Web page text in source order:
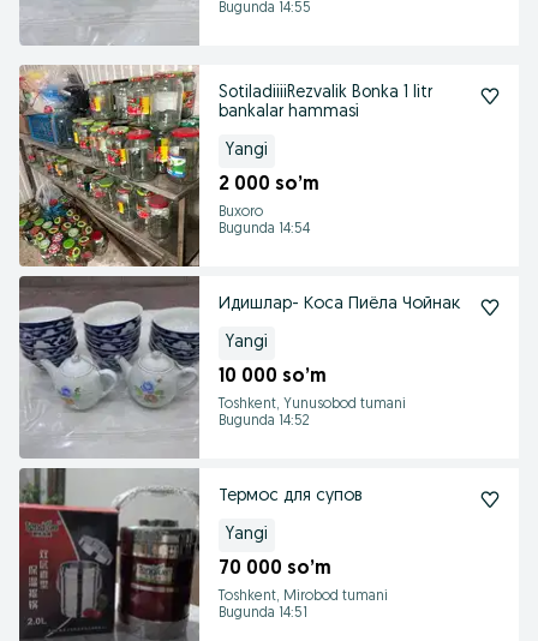
Bugunda 14:55
SotiladiiiiRezvalik Bonka 1 litr
bankalar hammasi
Yangi
2 000 so’m
Buxoro
Bugunda 14:54
Идишлар- Коса Пиёла Чойнак
Yangi
10 000 so’m
Toshkent, Yunusobod tumani
Bugunda 14:52
Термос для супов
Yangi
70 000 so’m
Toshkent, Mirobod tumani
Bugunda 14:51